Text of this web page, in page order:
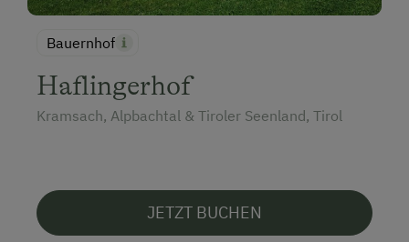
Bauernhof
Haflingerhof
Kramsach, Alpbachtal & Tiroler Seenland, Tirol
JETZT BUCHEN